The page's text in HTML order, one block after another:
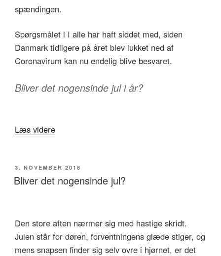
spændingen.
Spørgsmålet l I alle har haft siddet med, siden
Danmark tidligere på året blev lukket ned af
Coronavirum kan nu endelig blive besvaret.
Bliver det nogensinde jul i år?
Læs videre“Julefrokost
UDGIVET
DEN
3. NOVEMBER 2018
Bliver det nogensinde jul?
Den store aften nærmer sig med hastige skridt.
Julen står for døren, forventningens glæde stiger, og
mens snapsen finder sig selv ovre i hjørnet, er det